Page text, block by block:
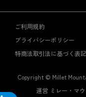
ご利用規約
プライバシーポリシー
特商法取引法に基づく表記
Copyright © Millet
運営 ミレー・マ